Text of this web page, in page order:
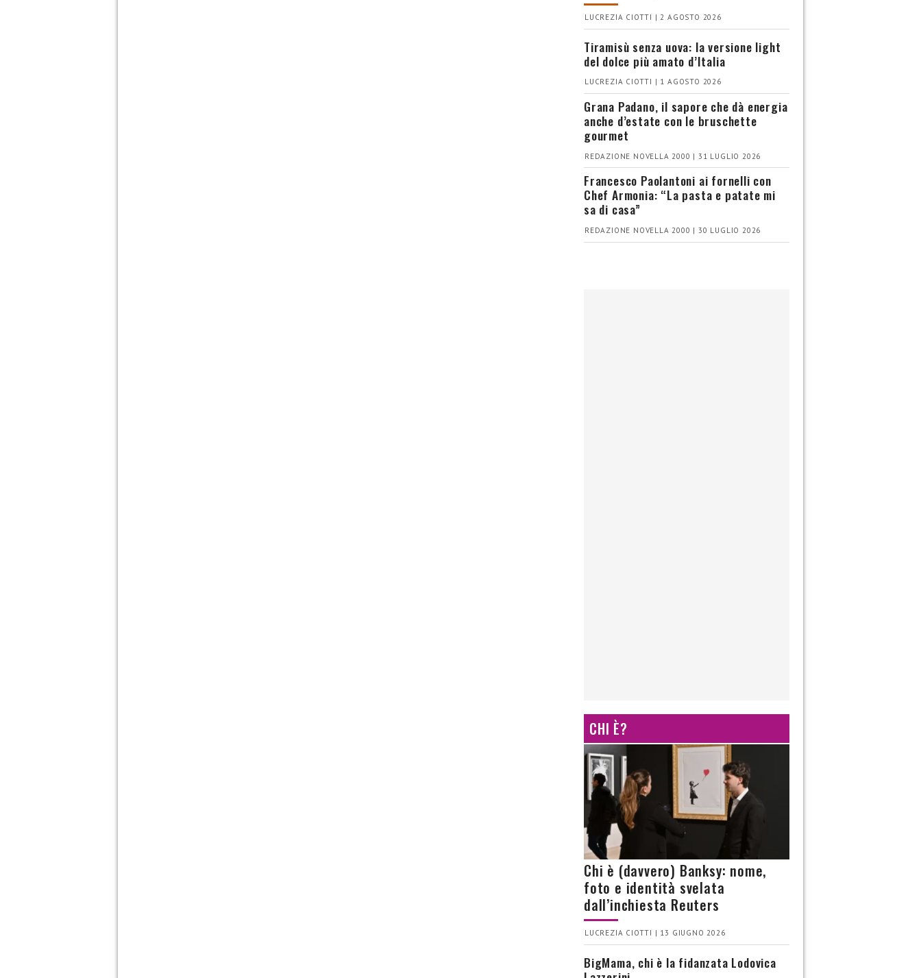
LUCREZIA CIOTTI | 2 AGOSTO 2026
Tiramisù senza uova: la versione light
del dolce più amato d’Italia
LUCREZIA CIOTTI | 1 AGOSTO 2026
Grana Padano, il sapore che dà energia
anche d’estate con le bruschette
gourmet
REDAZIONE NOVELLA 2000 | 31 LUGLIO 2026
Francesco Paolantoni ai fornelli con
Chef Armonia: “La pasta e patate mi
sa di casa”
REDAZIONE NOVELLA 2000 | 30 LUGLIO 2026
CHI È?
Chi è (davvero) Banksy: nome,
foto e identità svelata
dall’inchiesta Reuters
LUCREZIA CIOTTI | 13 GIUGNO 2026
BigMama, chi è la fidanzata Lodovica